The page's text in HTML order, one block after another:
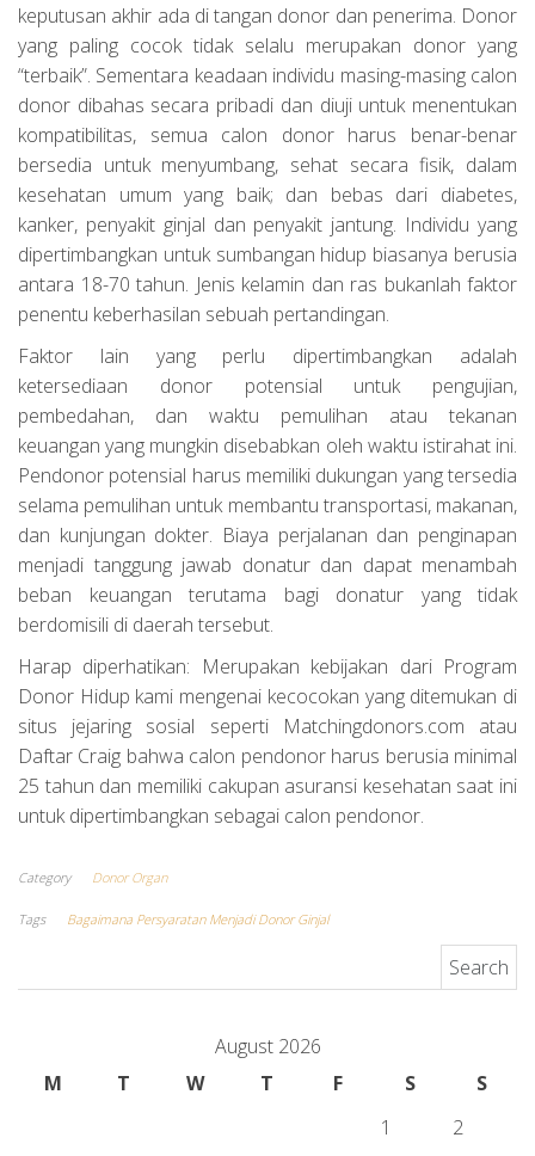
keputusan akhir ada di tangan donor dan penerima. Donor
yang paling cocok tidak selalu merupakan donor yang
“terbaik”. Sementara keadaan individu masing-masing calon
donor dibahas secara pribadi dan diuji untuk menentukan
kompatibilitas, semua calon donor harus benar-benar
bersedia untuk menyumbang, sehat secara fisik, dalam
kesehatan umum yang baik; dan bebas dari diabetes,
kanker, penyakit ginjal dan penyakit jantung. Individu yang
dipertimbangkan untuk sumbangan hidup biasanya berusia
antara 18-70 tahun. Jenis kelamin dan ras bukanlah faktor
penentu keberhasilan sebuah pertandingan.
Faktor lain yang perlu dipertimbangkan adalah
ketersediaan donor potensial untuk pengujian,
pembedahan, dan waktu pemulihan atau tekanan
keuangan yang mungkin disebabkan oleh waktu istirahat ini.
Pendonor potensial harus memiliki dukungan yang tersedia
selama pemulihan untuk membantu transportasi, makanan,
dan kunjungan dokter. Biaya perjalanan dan penginapan
menjadi tanggung jawab donatur dan dapat menambah
beban keuangan terutama bagi donatur yang tidak
berdomisili di daerah tersebut.
Harap diperhatikan: Merupakan kebijakan dari Program
Donor Hidup kami mengenai kecocokan yang ditemukan di
situs jejaring sosial seperti Matchingdonors.com atau
Daftar Craig bahwa calon pendonor harus berusia minimal
25 tahun dan memiliki cakupan asuransi kesehatan saat ini
untuk dipertimbangkan sebagai calon pendonor.
Category Donor Organ
Tags Bagaimana Persyaratan Menjadi Donor Ginjal
August 2026
M
T W T F S
S
1
2